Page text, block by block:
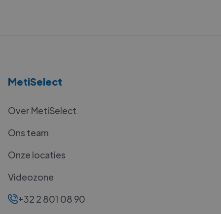
MetiSelect
Over MetiSelect
Ons team
Onze locaties
Videozone
+32 2 801 08 90